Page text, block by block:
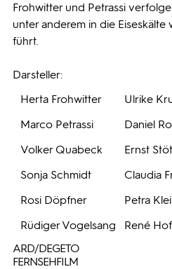
Frohwitter und Petrassi
unter anderem in die
führt.
Darsteller:
Herta Frohwitter
Ulrike
Marco Petrassi
Daniel
Volker Quabeck
Ernst
Sonja Schmidt
Claudia
Rosi Döpfner
Petra
Rüdiger Vogelsang
René
ARD/DEGETO
FERNSEHFILM